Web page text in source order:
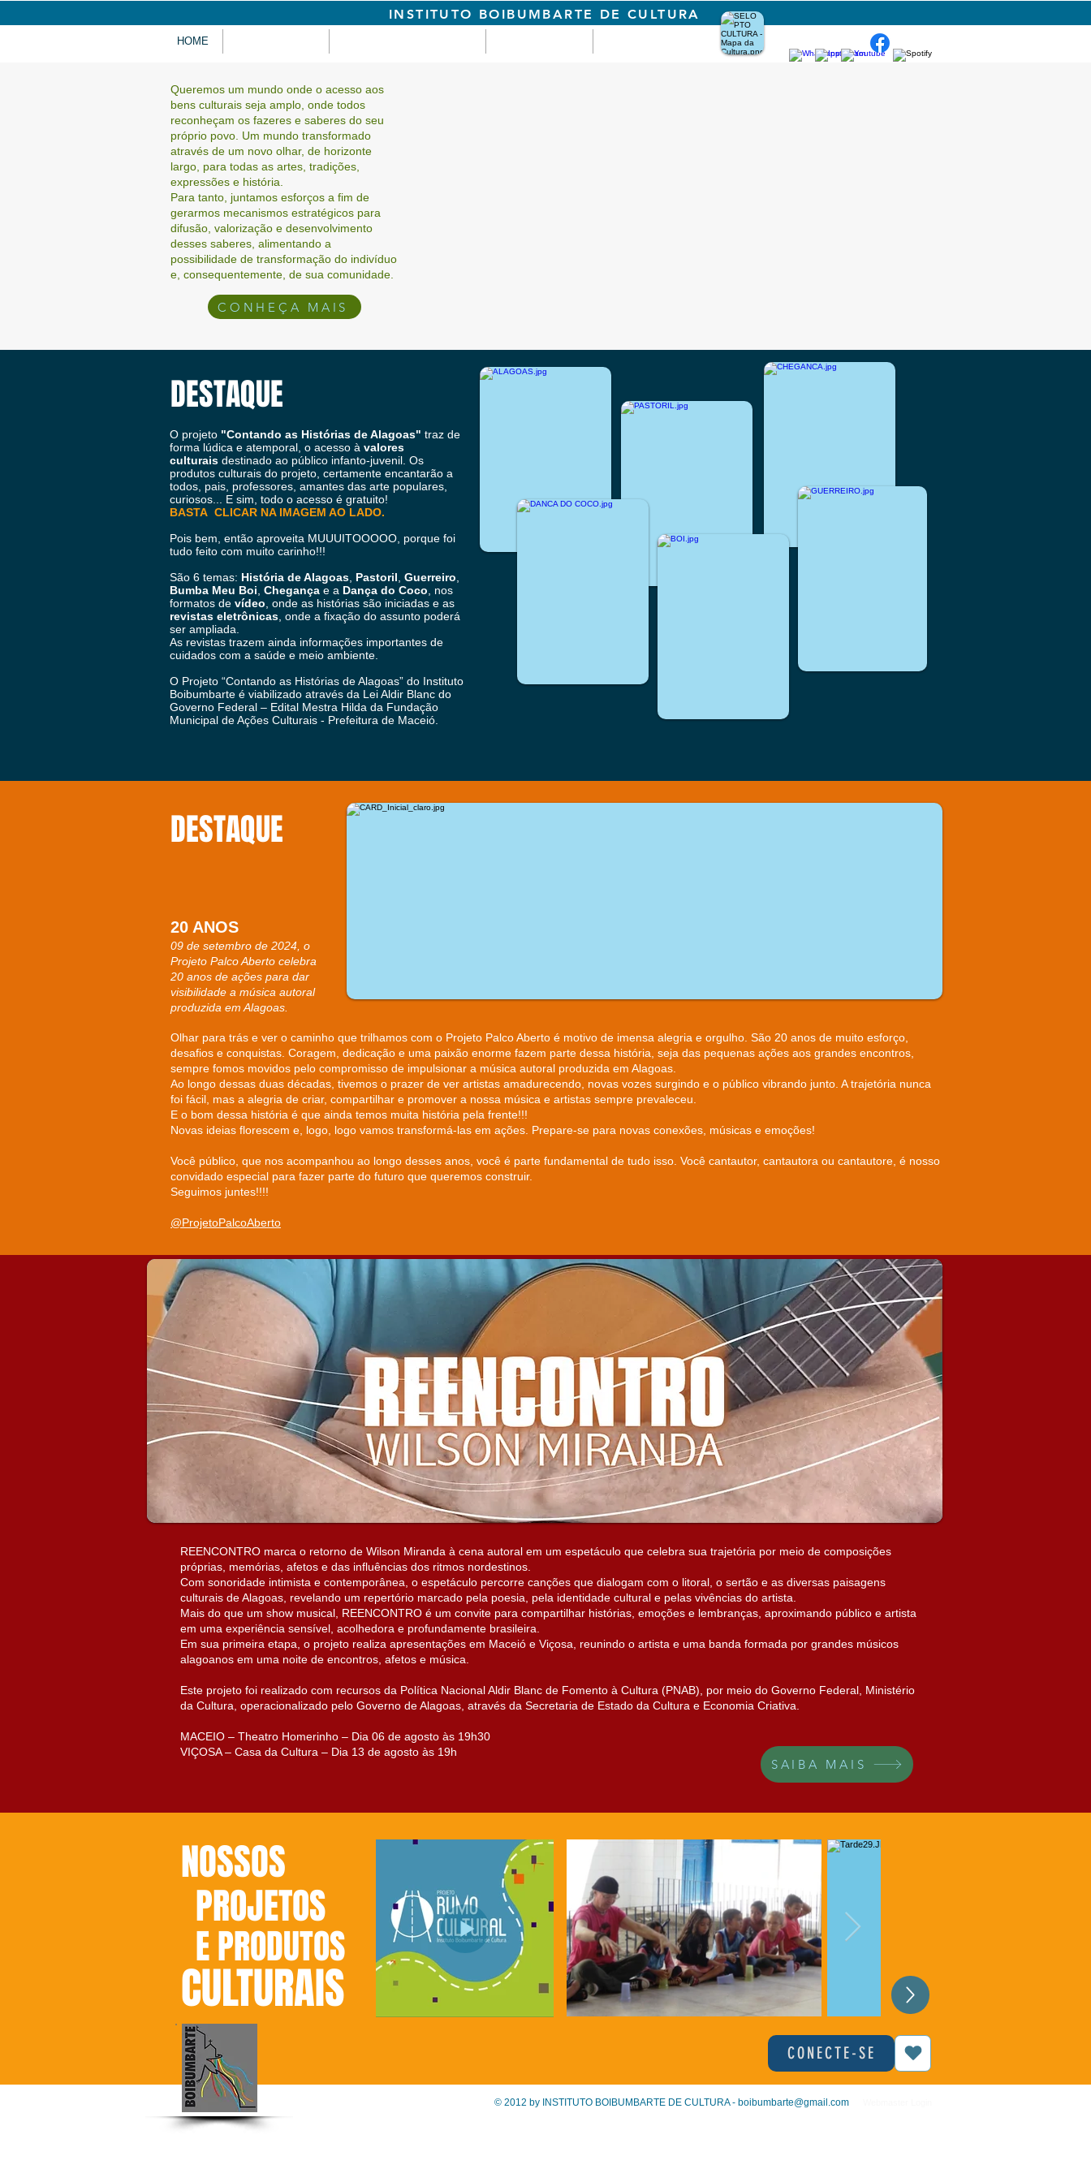
INSTITUTO BOIBUMBARTE DE CULTURA
HOME
Queremos um mundo onde o acesso aos
bens culturais seja amplo, onde todos
reconheçam os fazeres e saberes do seu
próprio povo. Um mundo transformado
através de um novo olhar, de horizonte
largo, para todas as artes, tradições,
expressões e história.
Para tanto, juntamos esforços a fim de
gerarmos mecanismos estratégicos para
difusão, valorização e desenvolvimento
desses saberes, alimentando a
possibilidade de transformação do indivíduo
e, consequentemente, de sua comunidade.
CONHEÇA MAIS
DESTAQUE
O projeto "Contando as Histórias de Alagoas" traz de
forma lúdica e atemporal, o acesso à valores
culturais destinado ao público infanto-juvenil. Os
produtos culturais do projeto, certamente encantarão a
todos, pais, professores, amantes das arte populares,
curiosos... E sim, todo o acesso é gratuito!
BASTA CLICAR NA IMAGEM AO LADO.
Pois bem, então aproveita MUUUITOOOOO, porque foi
tudo feito com muito carinho!!!
São 6 temas: História de Alagoas Pastoril Guerreiro
Bumba Meu Boi Chegança e a Dança do Coco , nos
formatos de vídeo , onde as histórias são iniciadas e as
revistas eletrônicas , onde a fixação do assunto poderá
ser ampliada.
As revistas trazem ainda informações importantes de
cuidados com a saúde e meio ambiente.
O Projeto “Contando as Histórias de Alagoas” do Instituto
Boibumbarte é viabilizado através da Lei Aldir Blanc do
Governo Federal – Edital Mestra Hilda da Fundação
Municipal de Ações Culturais - Prefeitura de Maceió.
DESTAQUE
20 ANOS
09 de setembro de 2024, o
Projeto Palco Aberto celebra
20 anos de ações para dar
visibilidade a música autoral
produzida em Alagoas.
Olhar para trás e ver o caminho que trilhamos com o Projeto Palco Aberto é motivo de imensa alegria e orgulho. São 20 anos de muito esforço,
desafios e conquistas. Coragem, dedicação e uma paixão enorme fazem parte dessa história, seja das pequenas ações aos grandes encontros,
sempre fomos movidos pelo compromisso de impulsionar a música autoral produzida em Alagoas.​
Ao longo dessas duas décadas, tivemos o prazer de ver artistas amadurecendo, novas vozes surgindo e o público vibrando junto. A trajetória nunca
foi fácil, mas a alegria de criar, compartilhar e promover a nossa música e artistas sempre prevaleceu.​
E o bom dessa história é que ainda temos muita história pela frente!!!
Novas ideias florescem e, logo, logo vamos transformá-las em ações. Prepare-se para novas conexões, músicas e emoções!
Você público, que nos acompanhou ao longo desses anos, você é parte fundamental de tudo isso. Você cantautor, cantautora ou cantautore, é nosso
convidado especial para fazer parte do futuro que queremos construir.
Seguimos juntes!!!!
@ProjetoPalcoAberto
REENCONTRO marca o retorno de Wilson Miranda à cena autoral em um espetáculo que celebra sua trajetória por meio de composições
próprias, memórias, afetos e das influências dos ritmos nordestinos.
Com sonoridade intimista e contemporânea, o espetáculo percorre canções que dialogam com o litoral, o sertão e as diversas paisagens
culturais de Alagoas, revelando um repertório marcado pela poesia, pela identidade cultural e pelas vivências do artista.
Mais do que um show musical, REENCONTRO é um convite para compartilhar histórias, emoções e lembranças, aproximando público e artista
em uma experiência sensível, acolhedora e profundamente brasileira.
Em sua primeira etapa, o projeto realiza apresentações em Maceió e Viçosa, reunindo o artista e uma banda formada por grandes músicos
alagoanos em uma noite de encontros, afetos e música.
Este projeto foi realizado com recursos da Política Nacional Aldir Blanc de Fomento à Cultura (PNAB), por meio do Governo Federal, Ministério
da Cultura, operacionalizado pelo Governo de Alagoas, através da Secretaria de Estado da Cultura e Economia Criativa.
MACEIO – Theatro Homerinho – Dia 06 de agosto às 19h30
VIÇOSA – Casa da Cultura – Dia 13 de agosto às 19h
SAIBA MAIS
NOSSOS
PROJETOS
E PRODUTOS
CULTURAIS
CONECTE-SE
© 2012 by INSTITUTO BOIBUMBARTE DE CULTURA - boibumbarte@gmail.com